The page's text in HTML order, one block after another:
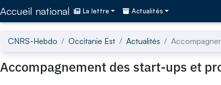
Accueil national La lettre Actualités
CNRS-Hebdo Occitanie Est Actualités
Accompagnement des start-ups et